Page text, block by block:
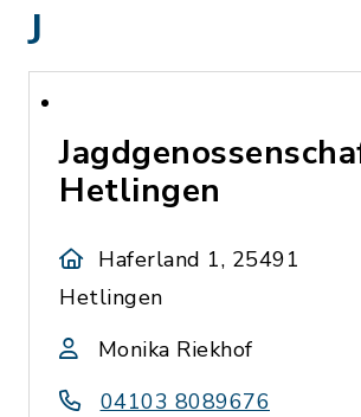
J
Hetlingen
Haferland 1, 25491
Hetlingen
Monika Riekhof
04103 8089676